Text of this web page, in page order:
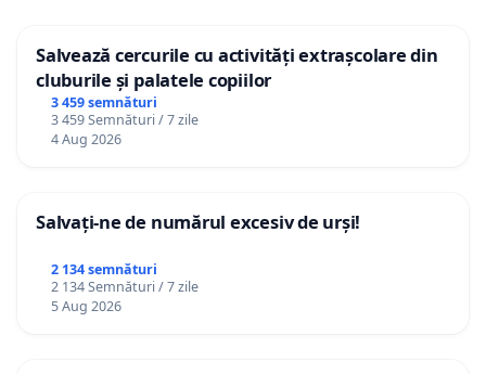
Salvează cercurile cu activități extrașcolare din
cluburile și palatele copiilor
3 459 semnături
3 459 Semnături / 7 zile
4 Aug 2026
Salvați-ne de numărul excesiv de urși!
2 134 semnături
2 134 Semnături / 7 zile
5 Aug 2026